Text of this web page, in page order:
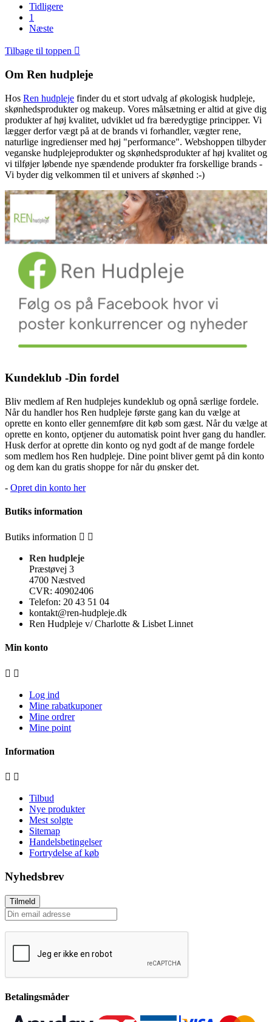
Tidligere
1
Næste
Tilbage til toppen 
Om Ren hudpleje
Hos Ren hudpleje finder du et stort udvalg af økologisk hudpleje,
skønhedsprodukter og makeup. Vores målsætning er altid at give dig
produkter af høj kvalitet, udviklet ud fra bæredygtige principper. Vi
lægger derfor vægt på at de brands vi forhandler, vægter rene,
naturlige ingredienser med høj "performance". Webshoppen tilbyder
veganske hudplejeprodukter og skønhedsprodukter af høj kvalitet og
vi tilføjer løbende nye spændende produkter fra forskellige brands -
Vi byder dig velkommen til et univers af skønhed :-)
Kundeklub -Din fordel
Bliv medlem af Ren hudplejes kundeklub og opnå særlige fordele.
Når du handler hos Ren hudpleje første gang kan du vælge at
oprette en konto eller gennemføre dit køb som gæst. Når du vælge at
oprette en konto, optjener du automatisk point hver gang du handler.
Husk derfor at oprette din konto og nyd godt af de mange fordele
som medlem hos Ren hudpleje. Dine point bliver gemt på din konto
og dem kan du gratis shoppe for når du ønsker det.
- Opret din konto her
Butiks information
Butiks information  
Ren hudpleje
Præstøvej 3
4700 Næstved
CVR: 40902406
Telefon: 20 43 51 04
kontakt@ren-hudpleje.dk
Ren Hudpleje v/ Charlotte & Lisbet Linnet
Min konto
 
Log ind
Mine rabatkuponer
Mine ordrer
Mine point
Information
 
Tilbud
Nye produkter
Mest solgte
Sitemap
Handelsbetingelser
Fortrydelse af køb
Nyhedsbrev
Tilmeld
Betalingsmåder